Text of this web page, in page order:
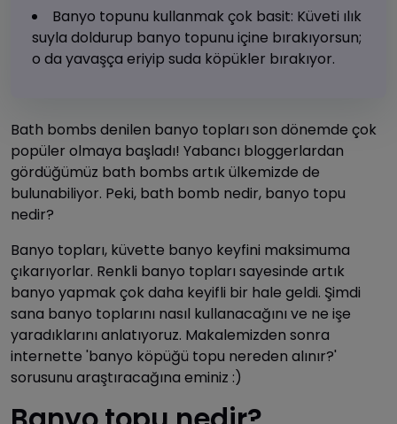
Banyo topunu kullanmak çok basit: Küveti ılık
suyla doldurup banyo topunu içine bırakıyorsun;
o da yavaşça eriyip suda köpükler bırakıyor.
Bath bombs denilen banyo topları son dönemde çok
popüler olmaya başladı! Yabancı bloggerlardan
gördüğümüz bath bombs artık ülkemizde de
bulunabiliyor. Peki, bath bomb nedir, banyo topu
nedir?
Banyo topları, küvette banyo keyfini maksimuma
çıkarıyorlar. Renkli banyo topları sayesinde artık
banyo yapmak çok daha keyifli bir hale geldi. Şimdi
sana banyo toplarını nasıl kullanacağını ve ne işe
yaradıklarını anlatıyoruz. Makalemizden sonra
internette 'banyo köpüğü topu nereden alınır?'
sorusunu araştıracağına eminiz :)